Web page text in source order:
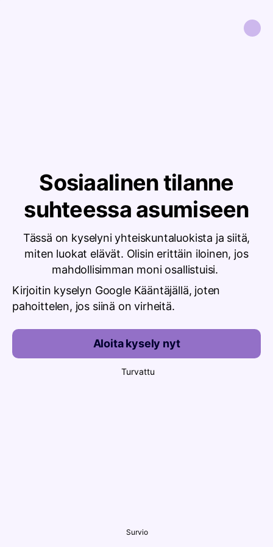
Sosiaalinen tilanne
suhteessa asumiseen
Tässä on kyselyni yhteiskuntaluokista ja siitä,
miten luokat elävät. Olisin erittäin iloinen, jos
mahdollisimman moni osallistuisi.
Kirjoitin kyselyn Google Kääntäjällä, joten
pahoittelen, jos siinä on virheitä.
Aloita kysely nyt
Turvattu
Survio